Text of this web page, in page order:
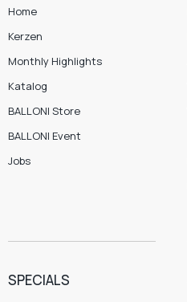
Home
Kerzen
Monthly Highlights
Katalog
BALLONI Store
BALLONI Event
Jobs
SPECIALS